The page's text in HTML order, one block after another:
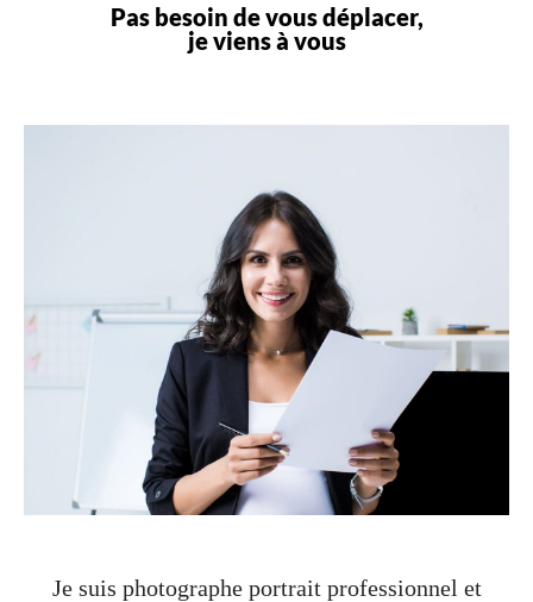
Pas besoin de vous déplacer,
je viens à vous
Je suis photographe portrait professionnel et